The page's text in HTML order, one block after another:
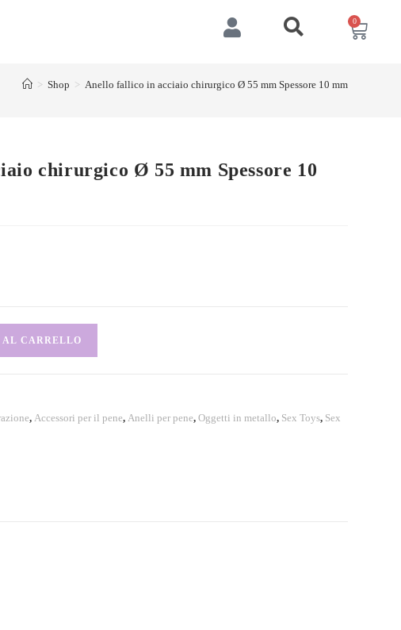
0
> Shop > Anello fallico in acciaio chirurgico Ø 55 mm Spessore 10 mm
chirurgico Ø 55 mm Spessore 10
CARRELLO
, Accessori per il pene, Anelli per pene, Oggetti in metallo, Sex Toys, Sex